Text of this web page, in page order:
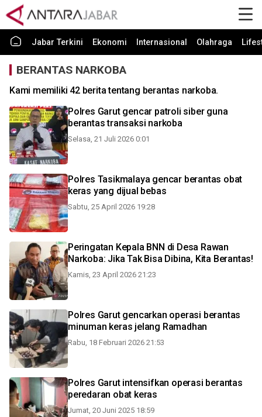
Jabar Terkini Ekonomi Internasional Olahraga
BERANTAS NARKOBA
Kami memiliki 42 berita tentang berantas narkoba.
Polres Garut gencar patroli siber guna
berantas transaksi narkoba
Selasa, 21 Juli 2026 0:01
Polres Tasikmalaya gencar berantas obat
keras yang dijual bebas
Sabtu, 25 April 2026 19:28
Peringatan Kepala BNN di Desa Rawan
Narkoba: Jika Tak Bisa Dibina, Kita Berantas!
Kamis, 23 April 2026 21:23
Polres Garut gencarkan operasi berantas
minuman keras jelang Ramadhan
Rabu, 18 Februari 2026 21:53
Polres Garut intensifkan operasi berantas
peredaran obat keras
Jumat, 20 Juni 2025 18:59